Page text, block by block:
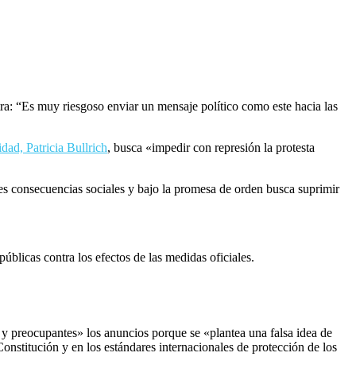
“Es muy riesgoso enviar un mensaje político como este hacia las
Patricia Bullrich, busca «impedir con represión la protesta
sociales y bajo la promesa de orden busca suprimir
contra los efectos de las medidas oficiales.
los anuncios porque se «plantea una falsa idea de
y en los estándares internacionales de protección de los